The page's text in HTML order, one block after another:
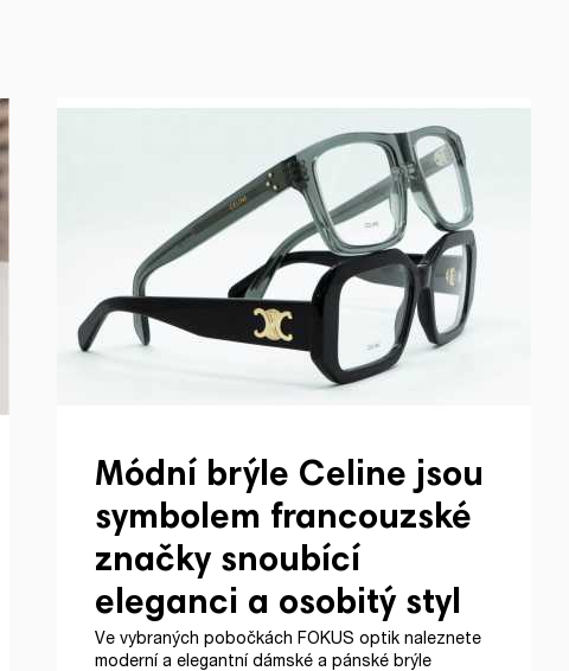
Módní brýle Celine jsou
symbolem francouzské
značky snoubící
eleganci a osobitý styl
Ve vybraných pobočkách FOKUS optik naleznete
moderní a elegantní dámské a pánské brýle